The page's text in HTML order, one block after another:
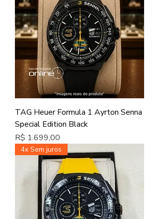
TAG Heuer Formula 1 Ayrton Senna
Special Edition Black
Preço
R$ 1.699,00
4x Sem juros